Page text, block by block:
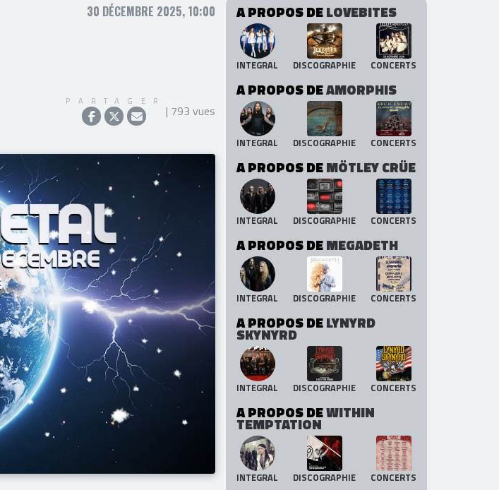
30 DÉCEMBRE 2025, 10:00
PARTAGER
| 793 vues
A PROPOS DELOVEBITES
INTEGRAL DISCOGRAPHIE CONCERTS
A PROPOS DEAMORPHIS
INTEGRAL DISCOGRAPHIE CONCERTS
A PROPOS DEMÖTLEY CRÜE
INTEGRAL DISCOGRAPHIE CONCERTS
A PROPOS DEMEGADETH
INTEGRAL DISCOGRAPHIE CONCERTS
A PROPOS DELYNYRD
SKYNYRD
INTEGRAL DISCOGRAPHIE CONCERTS
A PROPOS DEWITHIN
TEMPTATION
INTEGRAL DISCOGRAPHIE CONCERTS